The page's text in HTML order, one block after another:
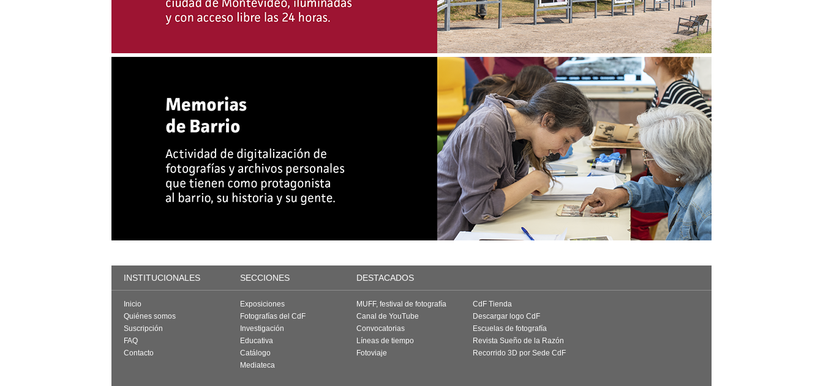
INSTITUCIONALES SECCIONES DESTACADOS
Inicio
Quiénes somos
Suscripción
FAQ
Contacto
Exposiciones
Fotografías del CdF
Investigación
Educativa
Catálogo
Mediateca
MUFF, festival de fotografía
Canal de YouTube
Convocatorias
Líneas de tiempo
Fotoviaje
CdF Tienda
Descargar logo CdF
Escuelas de fotografía
Revista Sueño de la Razón
Recorrido 3D por Sede CdF